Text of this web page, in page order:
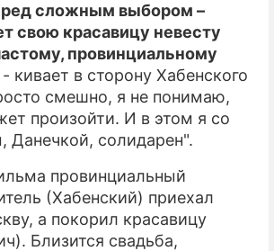
сложным выбором –
свою красавицу невесту
провинциальному
- кивает в сторону Хабенского
смешно, я не понимаю,
произойти. И в этом я со
Данечкой, солидарен".
провинциальный
(Хабенский) приехал
а покорил красавицу
Близится свадьба,